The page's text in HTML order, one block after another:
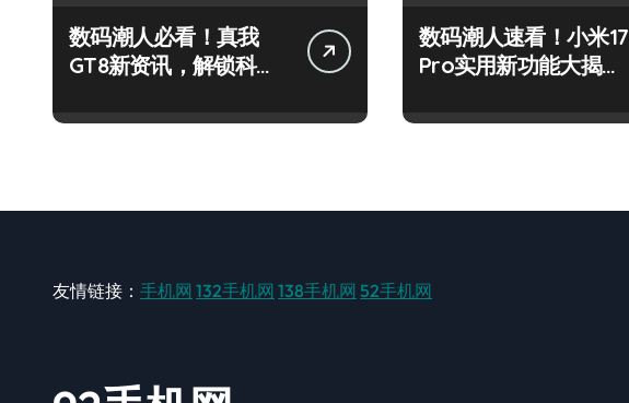
数码潮人必看！真我
GT8新资讯，解锁科技
数码潮人速看！小米17
Pro实用新功能大揭
友情链接： 手机网 132手机网 138手机网 52手机网